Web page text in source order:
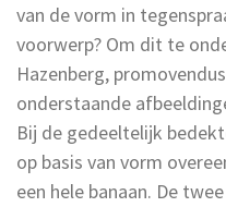
van de vorm in
voorwerp? Om dit te
Hazenberg,
onderstaande
Bij de gedeeltelijk
op basis van vorm
een hele banaan. De